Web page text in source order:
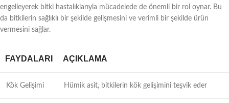
engelleyerek bitki hastalıklarıyla mücadelede de önemli bir rol oynar. Bu
da bitkilerin sağlıklı bir şekilde gelişmesini ve verimli bir şekilde ürün
vermesini sağlar.
FAYDALARI AÇIKLAMA
Kök Gelişimi Hümik asit, bitkilerin kök gelişimini teşvik eder